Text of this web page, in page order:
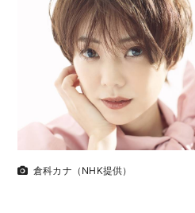
倉科カナ（NHK提供）